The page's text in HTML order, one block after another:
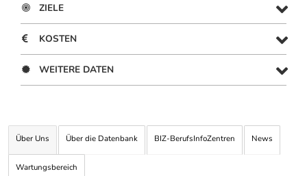
ZIELE
KOSTEN
WEITERE DATEN
Über Uns Über die Datenbank BIZ-BerufsInfoZentren News
Wartungsbereich